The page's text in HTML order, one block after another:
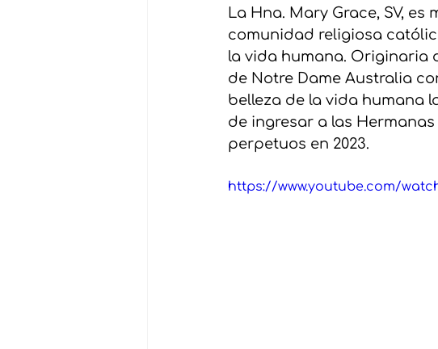
La Hna. Mary Grace, SV,
comunidad religiosa
la vida humana. Originaria
de Notre Dame Australia
belleza de la vida humana
de ingresar a las Hermanas
perpetuos en 2023.
https://www.youtube.com/